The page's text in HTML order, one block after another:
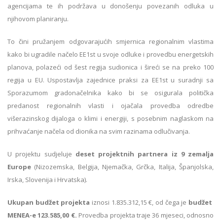
agencijama te ih podržava u donošenju povezanih odluka u
njihovom planiranju.
To čini pružanjem odgovarajućih smjernica regionalnim vlastima
kako bi ugradile načelo EE1st u svoje odluke i provedbu energetskih
planova, polazeći od šest regija sudionica i šireći se na preko 100
regija u EU. Uspostavlja zajednice praksi za EE1st u suradnji sa
Sporazumom gradonačelnika kako bi se osigurala politička
predanost regionalnih vlasti i ojačala provedba odredbe
višerazinskog dijaloga o klimi i energiji, s posebnim naglaskom na
prihvaćanje načela od dionika na svim razinama odlučivanja.
U projektu sudjeluje deset projektnih partnera iz 9 zemalja
Europe (Nizozemska, Belgija, Njemačka, Grčka, Italija, Španjolska,
Irska, Slovenija i Hrvatska).
Ukupan budžet projekta iznosi 1.835.312,15 €, od čega je budžet
MENEA-e 123.585,00 €. Provedba projekta traje 36 mjeseci, odnosno